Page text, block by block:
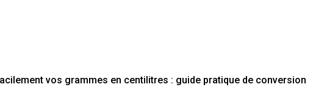
vos grammes en centilitres : guide pratique de conversion